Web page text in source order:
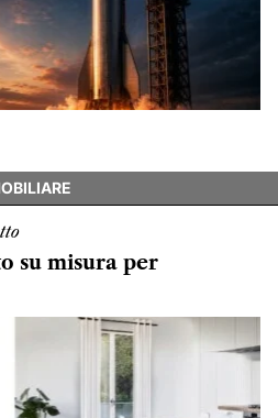
su misura per